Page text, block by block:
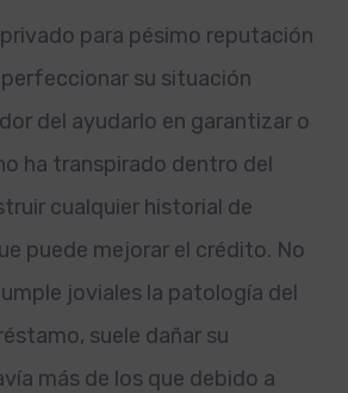
para pésimo reputación
su situación
del ayudarlo en garantizar o
ha transpirado dentro del
cualquier historial de
puede mejorar el crédito. No
joviales la patologí­a del
suele dañar su
más de los que debido a